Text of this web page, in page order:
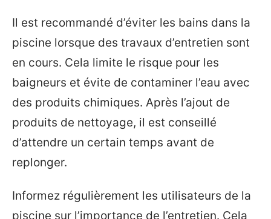
Il est recommandé d’éviter les bains dans la
piscine lorsque des travaux d’entretien sont
en cours. Cela limite le risque pour les
baigneurs et évite de contaminer l’eau avec
des produits chimiques. Après l’ajout de
produits de nettoyage, il est conseillé
d’attendre un certain temps avant de
replonger.
Informez régulièrement les utilisateurs de la
piscine sur l’importance de l’entretien. Cela